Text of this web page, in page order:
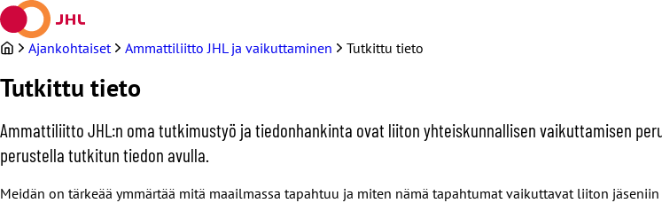
Siirry
sisältöön
Ajankohtaiset Ammattiliitto JHL ja vaikuttaminen Tutkittu tieto
Tutkittu tieto
Ammattiliitto JHL:n oma tutkimustyö ja tiedonhankinta ovat liiton yhteiskunnallisen vaikuttamisen
perustella tutkitun tiedon avulla.
Meidän on tärkeää ymmärtää mitä maailmassa tapahtuu ja miten nämä tapahtumat vaikuttavat liiton